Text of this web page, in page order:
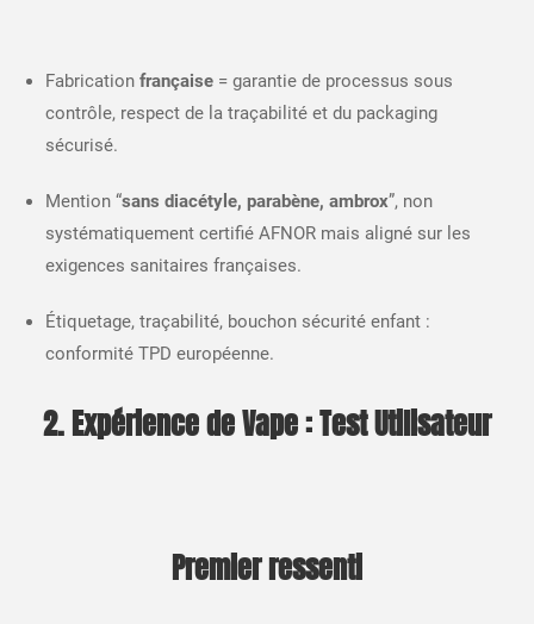
Fabrication française= garantie de processus sous
contrôle, respect de la traçabilité et du packaging
sécurisé.​
Mention “sans diacétyle, parabène, ambrox”, non
systématiquement certifié AFNOR mais aligné sur les
exigences sanitaires françaises.​
Étiquetage, traçabilité, bouchon sécurité enfant :
conformité TPD européenne.​
2. Expérience de Vape : Test Utilisateur
Premier ressenti